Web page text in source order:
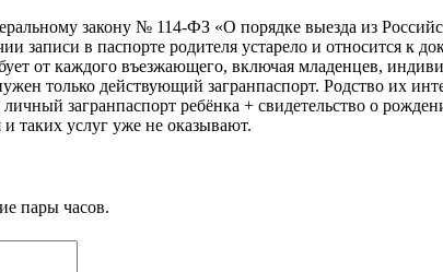
закону № 114-ФЗ «О порядке выезда из
записи в паспорте родителя устарело и относится к
от каждого въезжающего, включая младенцев,
только действующий загранпаспорт. Родство их
загранпаспорт ребёнка + свидетельство о
таких услуг уже не оказывают.
пары часов.